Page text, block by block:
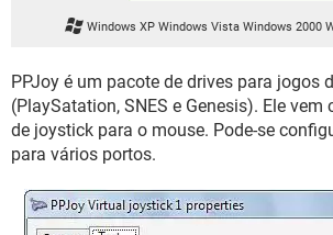
INSTAGRAM GMAIL
INSTAGRAM GMAIL
GUIA DE COMPRAS
Windows XP Windows Vista Windows 2000
PPJoy é um pacote de drives para jogos
(PlaySatation, SNES e Genesis). Ele
de joystick para o mouse. Pode-se
para vários portos.